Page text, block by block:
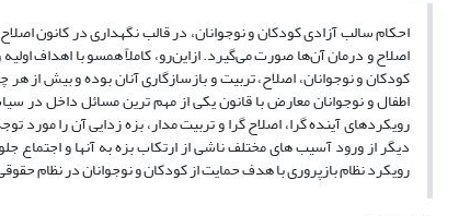
احکام سالب آزادی کودکان و نوجوانان، در قالب نگهداری در کانون
اصلاح و درمان آن‌ها صورت می‌گیرد. ازاین‌رو، کاملاً همسو با اهداف
کودکان و نوجوانان، اصلاح، تربیت و بازسازگاری آنان بوده و بیش از
اطفال و نوجوانان معارض با قانون یکی از مهم ترین مسائل داخل در
رویکردهای آینده گرا، اصلاح گرا و تربیت مدار، بزه زدایی آن را
دیگر از ورود آسیب های مختلف ناشی از ارتکاب بزه به آنها و اجتماع
رویکرد نظام بازپروری با هدف حمایت از کودکان و نوجوانان در نظام